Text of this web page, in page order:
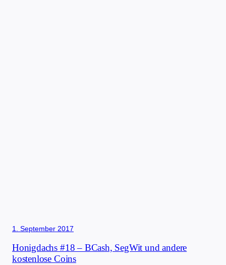
1. September 2017
Honigdachs #18 – BCash, SegWit und andere
kostenlose Coins